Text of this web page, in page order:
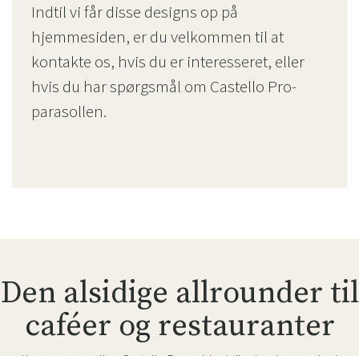
Indtil vi får disse designs op på
hjemmesiden, er du velkommen til at
kontakte os, hvis du er interesseret, eller
hvis du har spørgsmål om Castello Pro-
parasollen.
Den alsidige allrounder til
caféer og restauranter